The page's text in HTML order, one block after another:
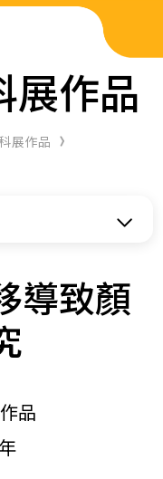
展作品
展作品
導致顏
品